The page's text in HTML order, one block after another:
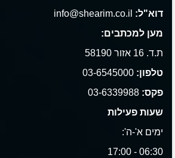
דוא"ל:
מען למכתבים:
ת.ד. 16 אזור 58190
טלפון:
פקס:
שעות פעילות
ימים א'-ה':
06:30 - 17:00